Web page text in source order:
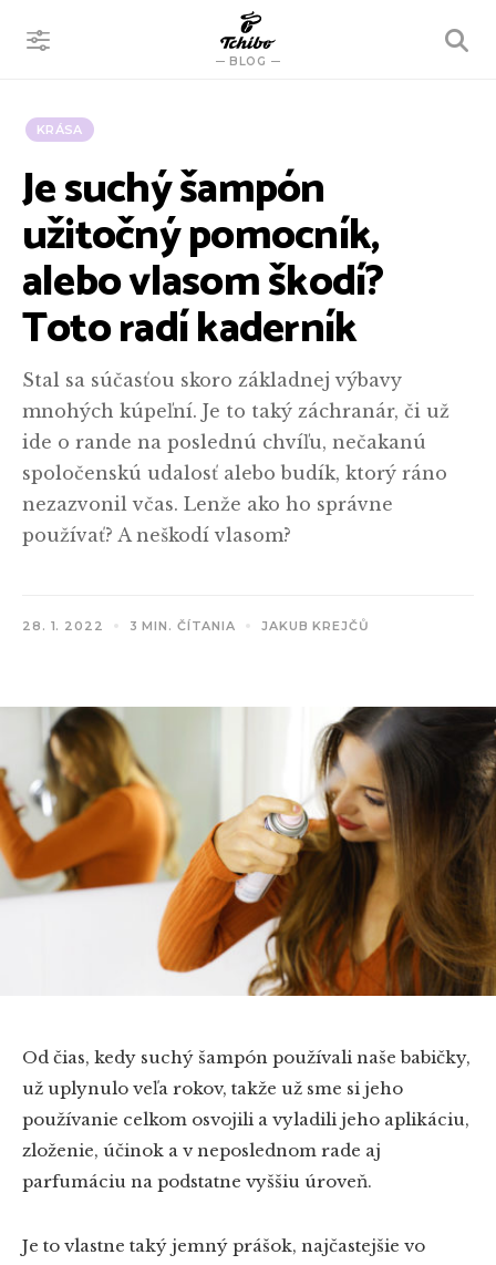
BLOG
VYHĽADÁVANIE
KRÁSA
Je suchý šampón
užitočný pomocník,
alebo vlasom škodí?
Toto radí kaderník
Stal sa súčasťou skoro základnej výbavy
mnohých kúpeľní. Je to taký záchranár, či už
ide o rande na poslednú chvíľu, nečakanú
spoločenskú udalosť alebo budík, ktorý ráno
nezazvonil včas. Lenže ako ho správne
používať? A neškodí vlasom?
28. 1. 2022 3 MIN. ČÍTANIA JAKUB KREJČŮ
Od čias, kedy suchý šampón používali naše babičky,
už uplynulo veľa rokov, takže už sme si jeho
používanie celkom osvojili a vyladili jeho aplikáciu,
zloženie, účinok a v neposlednom rade aj
parfumáciu na podstatne vyššiu úroveň.
Je to vlastne taký jemný prášok, najčastejšie vo